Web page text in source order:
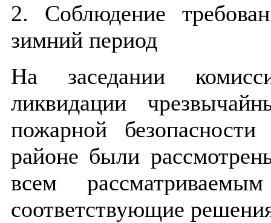
2. Соблюдение
зимний период
На заседании
ликвидации
пожарной
районе были
всем
соответствующие